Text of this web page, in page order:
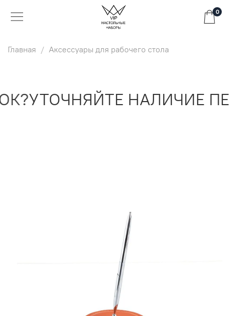
0
Главная Аксессуары для рабочего стола
УТОЧНЯЙТЕ НАЛИЧИЕ